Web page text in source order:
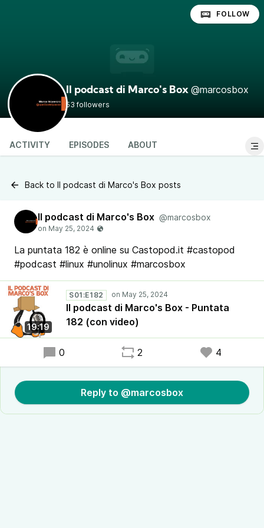
Il podcast di Marco's Box @marcosbox
53 followers
FOLLOW
ACTIVITY EPISODES ABOUT
Back to Il podcast di Marco's Box posts
Il podcast di Marco's Box @marcosbox
La puntata 182 è online su Castopod.it #castopod
#podcast #linux #unolinux #marcosbox
19:19
S01:E182
Il podcast di Marco's Box - Puntata
182 (con video)
0 2 4
Reply to @marcosbox